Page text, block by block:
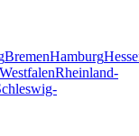
BremenHamburg
Rheinland-